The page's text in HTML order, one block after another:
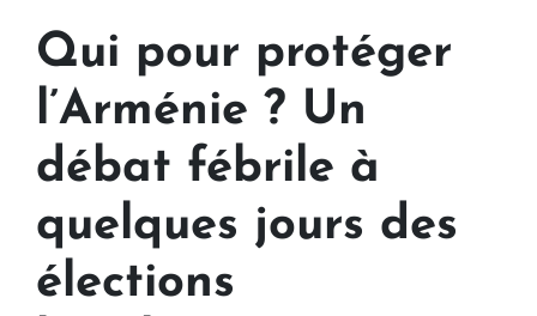
Qui pour protéger
l’Arménie ? Un
débat fébrile à
quelques jours des
élections